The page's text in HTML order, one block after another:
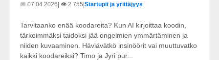
📅 07.04.2026| 👁️ 2 755|Startupit ja yrittäjyys
Tarvitaanko enää koodareita? Kun AI kirjoittaa koodin,
tärkeimmäksi taidoksi jää ongelmien ymmärtäminen ja
niiden kuvaaminen. Häviävätkö insinöörit vai muuttuvatko
kaikki koodareiksi? Timo ja Jyri pur...